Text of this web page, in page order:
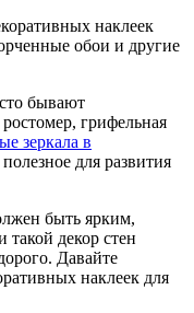
наклеек
обои и другие
бывают
грифельная
зеркала в
для развития
быть ярким,
декор стен
Давайте
наклеек для